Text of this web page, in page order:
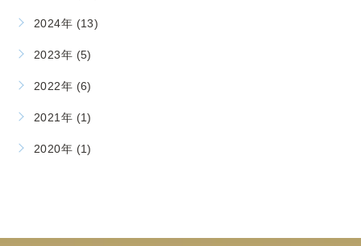
2024年 (13)
2023年 (5)
2022年 (6)
2021年 (1)
2020年 (1)